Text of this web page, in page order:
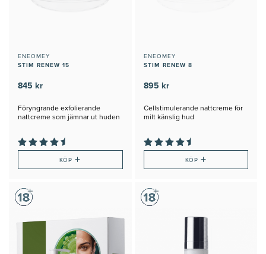
ENEOMEY
STIM RENEW 15
845 kr
Föryngrande exfolierande
nattcreme som jämnar ut huden
KÖP+
ENEOMEY
STIM RENEW 8
895 kr
Cellstimulerande nattcreme för
milt känslig hud
KÖP +